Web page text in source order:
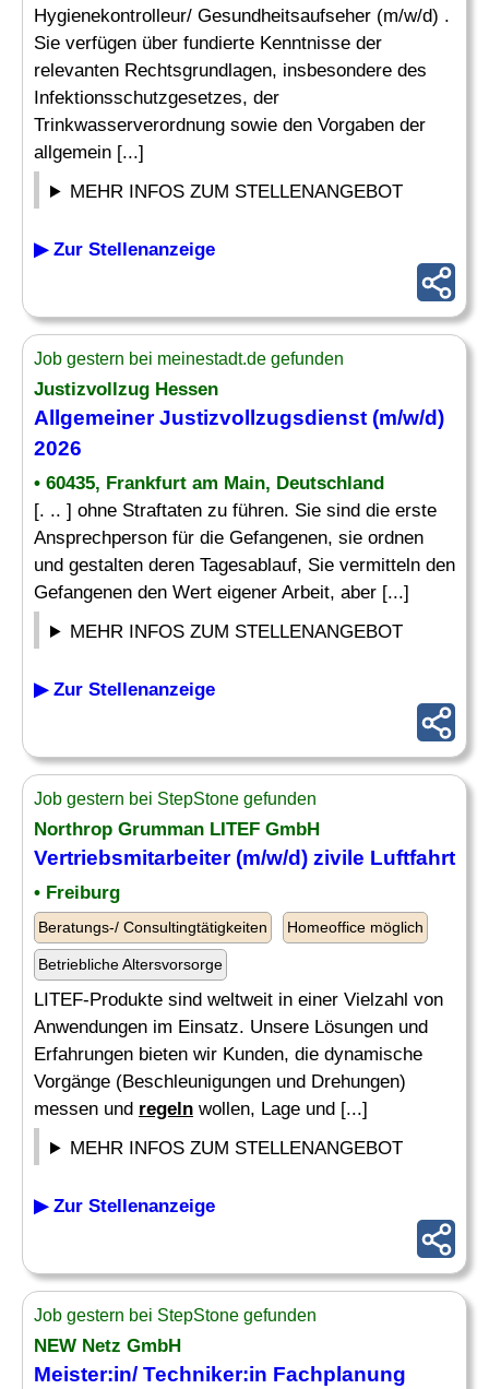
Hygienekontrolleur/ Gesundheitsaufseher (m/w/d) .
Sie verfügen über fundierte Kenntnisse der
relevanten Rechtsgrundlagen, insbesondere des
Infektionsschutzgesetzes, der
Trinkwasserverordnung sowie den Vorgaben der
allgemein [...]
MEHR INFOS ZUM STELLENANGEBOT
▶ Zur Stellenanzeige
Job gestern bei meinestadt.de gefunden
Justizvollzug Hessen
Allgemeiner Justizvollzugsdienst (m/w/d)
2026
• 60435, Frankfurt am Main, Deutschland
[. .. ] ohne Straftaten zu führen. Sie sind die erste
Ansprechperson für die Gefangenen, sie ordnen
und gestalten deren Tagesablauf, Sie vermitteln den
Gefangenen den Wert eigener Arbeit, aber [...]
MEHR INFOS ZUM STELLENANGEBOT
▶ Zur Stellenanzeige
Job gestern bei StepStone gefunden
Northrop Grumman LITEF GmbH
Vertriebsmitarbeiter (m/w/d) zivile Luftfahrt
• Freiburg
Beratungs-/ Consultingtätigkeiten Homeoffice möglich
Betriebliche Altersvorsorge
LITEF-Produkte sind weltweit in einer Vielzahl von
Anwendungen im Einsatz. Unsere Lösungen und
Erfahrungen bieten wir Kunden, die dynamische
Vorgänge (Beschleunigungen und Drehungen)
messen und regeln wollen, Lage und [...]
MEHR INFOS ZUM STELLENANGEBOT
▶ Zur Stellenanzeige
Job gestern bei StepStone gefunden
NEW Netz GmbH
Meister:in/ Techniker:in Fachplanung